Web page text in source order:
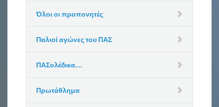
Όλοι οι προπονητές
Παλιοί αγώνες του ΠΑΣ
ΠΑΣολέδικα….
Πρωτάθλημα